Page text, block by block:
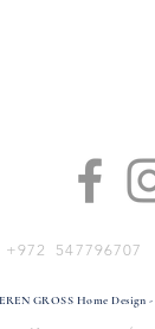
+972 547796707